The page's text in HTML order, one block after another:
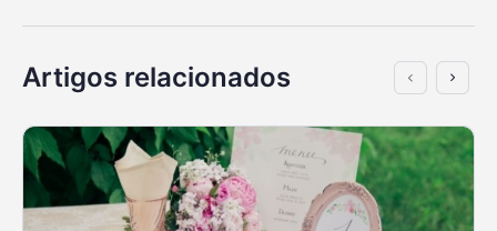
Artigos relacionados